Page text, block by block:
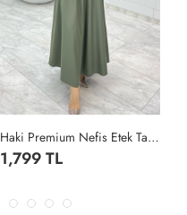
Haki Premium Nefis Etek Takım Tesettür Giyim Haki
1,799 TL